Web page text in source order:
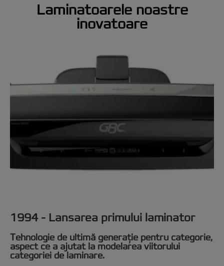
Laminatoarele noastre
inovatoare
1994 - Lansarea primului laminator
Tehnologie de ultimă generație pentru categorie,
aspect ce a ajutat la modelarea viitorului
categoriei de laminare.